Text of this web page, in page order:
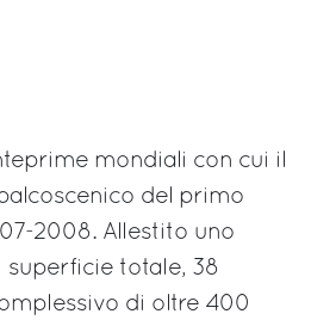
mondiali con cui il
del primo
2008. Allestito uno
superficie totale, 38
di oltre 400